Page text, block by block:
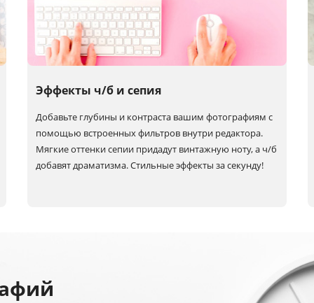
Эффекты ч/б и сепия
Добавьте глубины и контраста вашим фотографиям с
помощью встроенных фильтров внутри редактора.
Мягкие оттенки сепии придадут винтажную ноту, а ч/б
добавят драматизма. Стильные эффекты за секунду!